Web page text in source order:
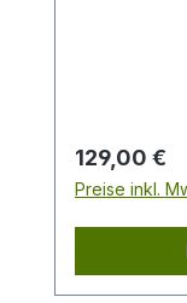
Ripstop-
sowie
Membran
Netzfutter
Kapuze mit
Regulärer
129,00 €
Preise inkl.